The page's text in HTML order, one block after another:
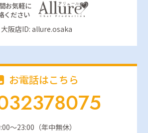
お気軽に
ください
大阪店ID: allure.osaka
お電話はこちら
～23:00（年中無休）